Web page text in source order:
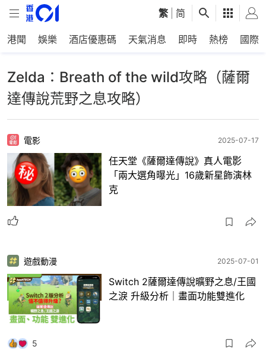
繁 简
港聞 娛樂 酒店優惠碼 天氣消息 即時 熱榜 國際
Zelda：Breath of the wild攻略（薩爾
達傳說荒野之息攻略）
電影 2025-07-17
任天堂《薩爾達傳說》真人電影
「兩大選角曝光」16歲新星飾演林
克
遊戲動漫 2025-07-01
Switch 2薩爾達傳說曠野之息/王國
之淚 升級分析｜畫面功能雙進化
5